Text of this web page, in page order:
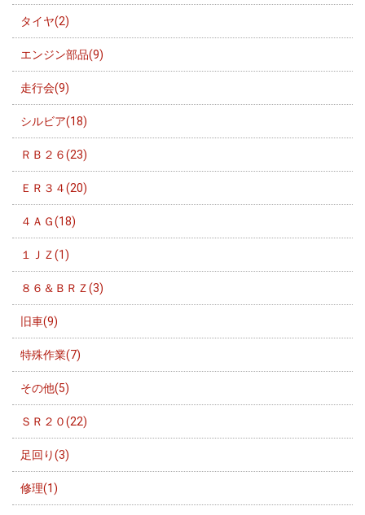
タイヤ(2)
エンジン部品(9)
走行会(9)
シルビア(18)
ＲＢ２６(23)
ＥＲ３４(20)
４ＡＧ(18)
１ＪＺ(1)
８６＆ＢＲＺ(3)
旧車(9)
特殊作業(7)
その他(5)
ＳＲ２０(22)
足回り(3)
修理(1)